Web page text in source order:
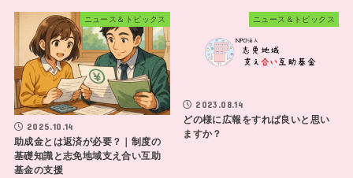
ニュース＆トピックス
2025.10.14
助成金とは返済が必要？｜制度の
基礎知識と志免地域支え合い互助
基金の支援
ニュース＆トピックス
2023.08.14
どの様に広報をすれば良いと思い
ますか？